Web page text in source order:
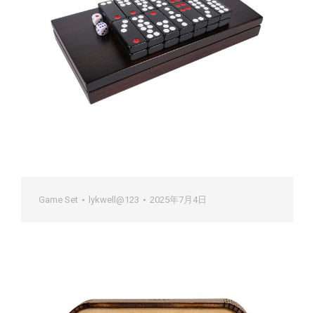
Game Set lykwell@123 2025年7月4日